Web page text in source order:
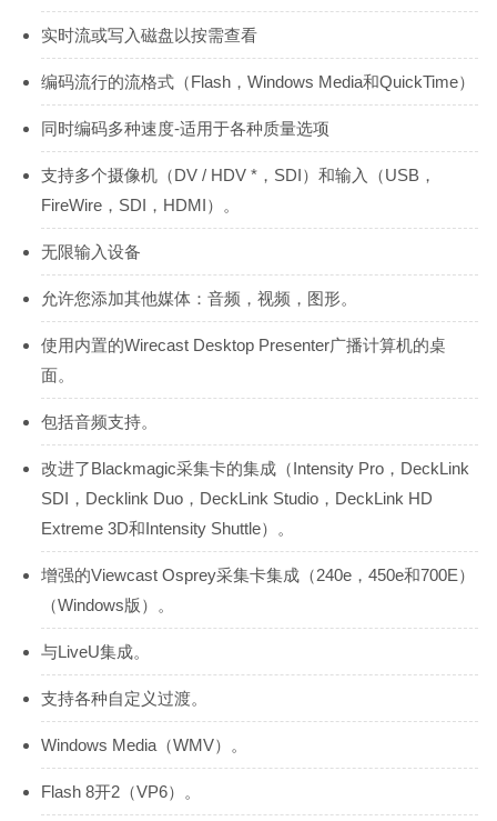
实时流或写入磁盘以按需查看
编码流行的流格式（Flash，Windows Media和QuickTime）
同时编码多种速度-适用于各种质量选项
支持多个摄像机（DV / HDV *，SDI）和输入（USB，
FireWire，SDI，HDMI）。
无限输入设备
允许您添加其他媒体：音频，视频，图形。
使用内置的Wirecast Desktop Presenter广播计算机的桌
面。
包括音频支持。
改进了Blackmagic采集卡的集成（Intensity Pro，DeckLink
SDI，Decklink Duo，DeckLink Studio，DeckLink HD
Extreme 3D和Intensity Shuttle）。
增强的Viewcast Osprey采集卡集成（240e，450e和700E）
（Windows版）。
与LiveU集成。
支持各种自定义过渡。
Windows Media（WMV）。
Flash 8开2（VP6）。